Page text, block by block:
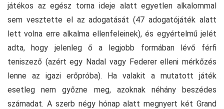
játékos az egész torna ideje alatt egyetlen alkalommal
sem vesztette el az adogatását (47 adogatójáték alatt
lett volna erre alkalma ellenfeleinek), és egyértelmű jelét
adta, hogy jelenleg ő a legjobb formában lévő férfi
teniszező (azért egy Nadal vagy Federer elleni mérkőzés
lenne az igazi erőpróba). Ha valakit a mutatott játék
esetleg nem győzne meg, azoknak néhány beszédes
számadat. A szerb négy hónap alatt megnyert két Grand